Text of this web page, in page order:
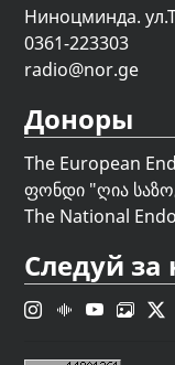
Ниноцминда.
0361-223303
radio@nor.ge
Доноры
The European
ფონდი "ღია
The National
Следуй